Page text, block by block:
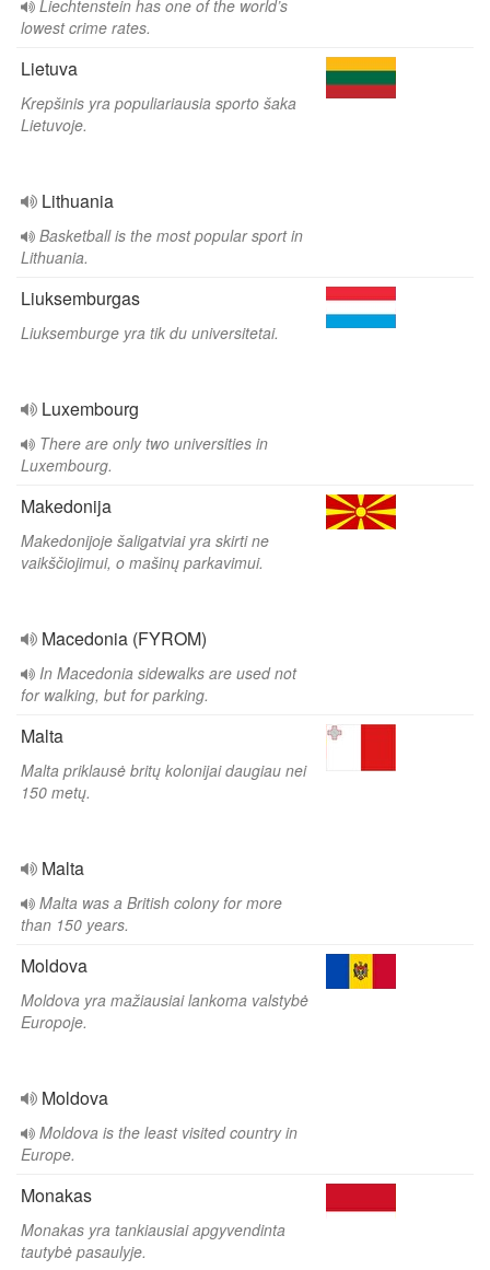
Liechtenstein has one of the world’s
lowest crime rates.
Lietuva
Krepšinis yra populiariausia sporto šaka
Lietuvoje.
Lithuania
Basketball is the most popular sport in
Lithuania.
Liuksemburgas
Liuksemburge yra tik du universitetai.
Luxembourg
There are only two universities in
Luxembourg.
Makedonija
Makedonijoje šaligatviai yra skirti ne
vaikščiojimui, o mašinų parkavimui.
Macedonia (FYROM)
In Macedonia sidewalks are used not
for walking, but for parking.
Malta
Malta priklausė britų kolonijai daugiau nei
150 metų.
Malta
Malta was a British colony for more
than 150 years.
Moldova
Moldova yra mažiausiai lankoma valstybė
Europoje.
Moldova
Moldova is the least visited country in
Europe.
Monakas
Monakas yra tankiausiai apgyvendinta
tautybė pasaulyje.